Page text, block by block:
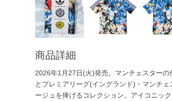
商品詳細
2026年1月27日(火)発売。マンチェスター
とプレミアリーグ(イングランド)・マンチ
ージュを捧げるコレクション。アイコニッ